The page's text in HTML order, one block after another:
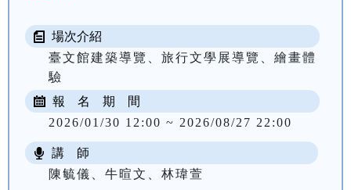
場次介紹
臺文館建築導覽、旅行文學展導覽、繪畫體
驗
報 名 期 間
2026/01/30 12:00 ~ 2026/08/27 22:00
講 師
陳毓儀、牛暄文、林瑋萱